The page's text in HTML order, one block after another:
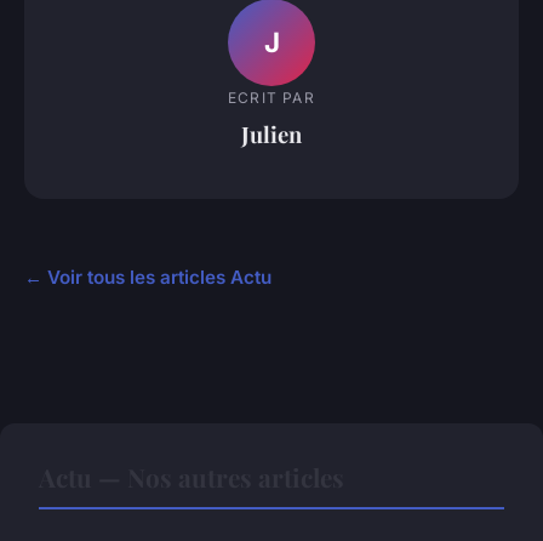
J
ECRIT PAR
Julien
← Voir tous les articles Actu